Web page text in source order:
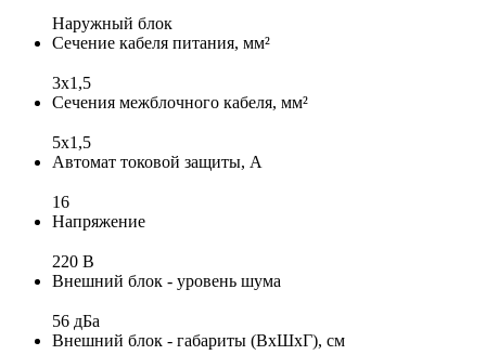
Наружный блок
Сечение кабеля питания, мм²
3x1,5
Сечения межблочного кабеля, мм²
5x1,5
Автомат токовой защиты, А
16
Напряжение
220 В
Внешний блок - уровень шума
56 дБа
Внешний блок - габариты (ВхШхГ), см